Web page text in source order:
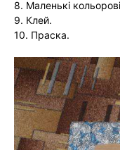
8. Маленькі
9. Клей.
10. Праска.